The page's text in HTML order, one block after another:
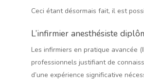
Ceci étant désormais fait, il est
L’infirmier anesthésiste
Les infirmiers en pratique avancée
professionnels justifiant de
d’une expérience significative